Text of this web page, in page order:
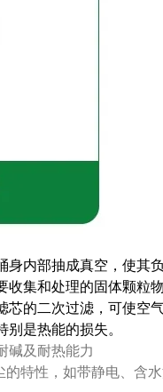
身内部抽成真空，使其
集和处理的固体颗粒物
芯的二次过滤，可使空
是热能的损失。
碱及耐热能力
特性，如带静电、含